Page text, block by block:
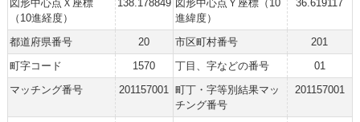
図形中心点Ｘ座標
（10進経度）
138.178849 図形中心点Ｙ座標（10
進緯度）
36.619117
都道府県番号 20 市区町村番号
201
町字コード
1570 丁目、字などの番号
01
マッチング番号
201157001 町丁・字等別結果マッ
チング番号
201157001